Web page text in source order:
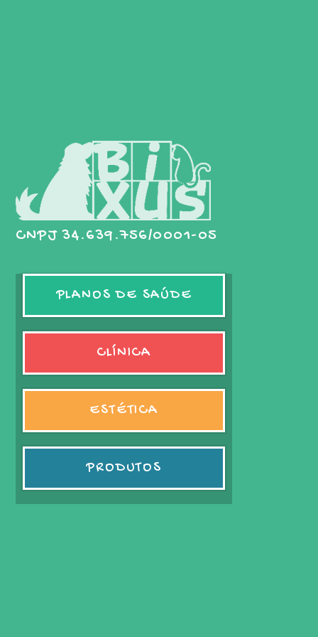
CNPJ 34.639.756/0001-05
PLANOS DE SAÚDE
CLÍNICA
ESTÉTICA
PRODUTOS